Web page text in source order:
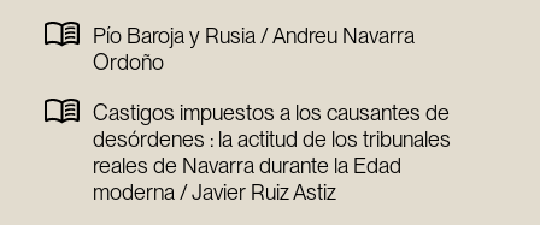
Pío Baroja y Rusia / Andreu Navarra
Ordoño
Castigos impuestos a los causantes de
desórdenes : la actitud de los tribunales
reales de Navarra durante la Edad
moderna / Javier Ruiz Astiz